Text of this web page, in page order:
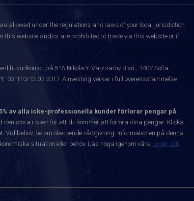
allowed under the regulations and laws of your local jurisdiction
this website and/or are prohibited to trade via this website or if
huvudkontor på 51A Nikola Y. Vaptsarov Blvd., 1407 Sofia,
03-110/13.07.2017. Ainvesting verkar i full överensstämmelse
av alla icke-professionella kunder förlorar pengar på
stora risken för att du kommer att förlora dina pengar. Klicka
behov, be om oberoende rådgivning. Informationen på denna
situation eller behov. Läs noga igenom våra regler och